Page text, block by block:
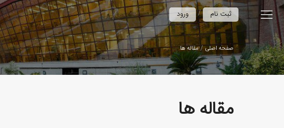
ورود / ثبت نام
صفحه اصلی مقاله ها
مقاله ها